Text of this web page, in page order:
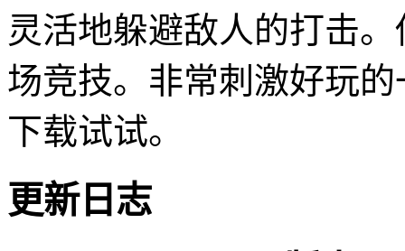
灵活地躲避敌人的打击
场竞技。非常刺激好玩
下载试试。
更新日志